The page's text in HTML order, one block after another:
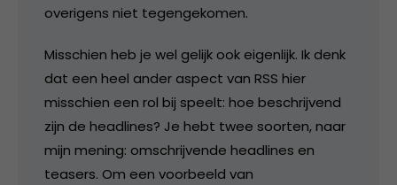
overigens niet tegengekomen.
Misschien heb je wel gelijk ook eigenlijk. Ik denk
dat een heel ander aspect van RSS hier
misschien een rol bij speelt: hoe beschrijvend
zijn de headlines? Je hebt twee soorten, naar
mijn mening: omschrijvende headlines en
teasers. Om een voorbeeld van